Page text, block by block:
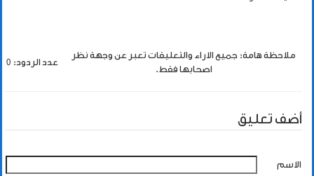
ملاحظة هامة: جميع الاراء والتعليقات تعبر عن وجهة نظر
اصحابها فقط.
عدد الردود: 0
أضف تعليق
الاسم